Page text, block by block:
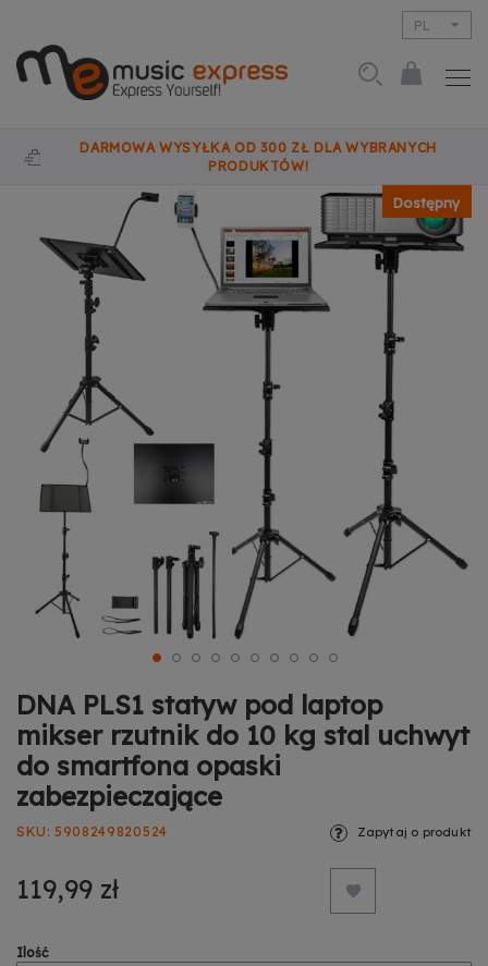
PL
DARMOWA WYSYŁKA OD 300 ZŁ DLA WYBRANYCH
PRODUKTÓW!
Dostępny
DNA PLS1 statyw pod laptop
mikser rzutnik do 10 kg stal uchwyt
do smartfona opaski
zabezpieczające
SKU 5908249820524
119,99 zł
Zapytaj o produkt
Ilość